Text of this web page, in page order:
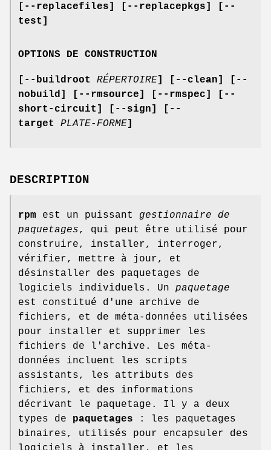
[--replacefiles] [--replacepkgs] [--
test]
OPTIONS DE CONSTRUCTION
[--buildroot RÉPERTOIRE] [--clean] [--
nobuild] [--rmsource] [--rmspec]
[--
short-circuit] [--sign] [--
target PLATE-FORME]
DESCRIPTION
rpm est un puissant gestionnaire de
paquetages, qui peut être utilisé pour
construire, installer, interroger,
vérifier, mettre à jour, et
désinstaller des paquetages de
logiciels individuels. Un paquetage
est constitué d'une archive de
fichiers, et de méta-données utilisées
pour installer et supprimer les
fichiers de l'archive. Les méta-
données incluent les scripts
assistants, les attributs des
fichiers, et des informations
décrivant le paquetage. Il y a deux
types de paquetages : les paquetages
binaires, utilisés pour encapsuler des